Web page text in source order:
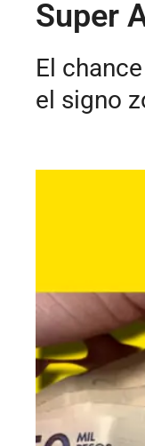
Super
El
el signo